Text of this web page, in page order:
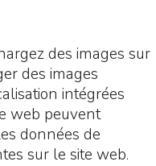
des images sur
des images
intégrées
web peuvent
données de
sur le site web.